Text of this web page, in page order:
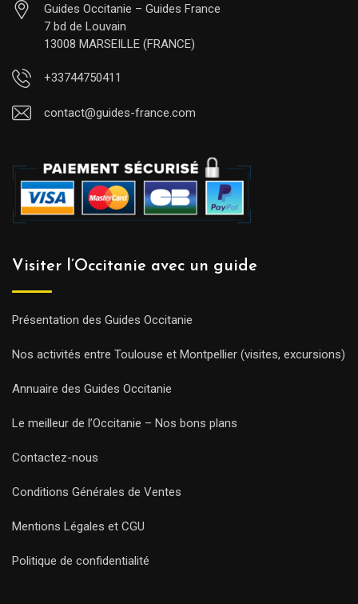
Guides Occitanie – Guides France
7 bd de Louvain
13008 MARSEILLE (FRANCE)
+33744750411
contact@guides-france.com
Visiter l’Occitanie avec un guide
Présentation des Guides Occitanie
Nos activités entre Toulouse et Montpellier (visites, excursions)
Annuaire des Guides Occitanie
Le meilleur de l’Occitanie – Nos bons plans
Contactez-nous
Conditions Générales de Ventes
Mentions Légales et CGU
Politique de confidentialité